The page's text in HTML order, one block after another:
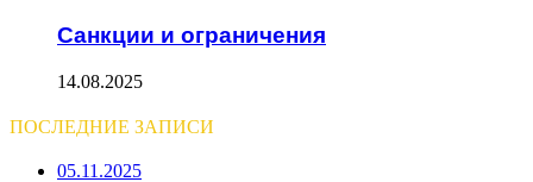
Санкции и ограничения
14.08.2025
ПОСЛЕДНИЕ ЗАПИСИ
05.11.2025